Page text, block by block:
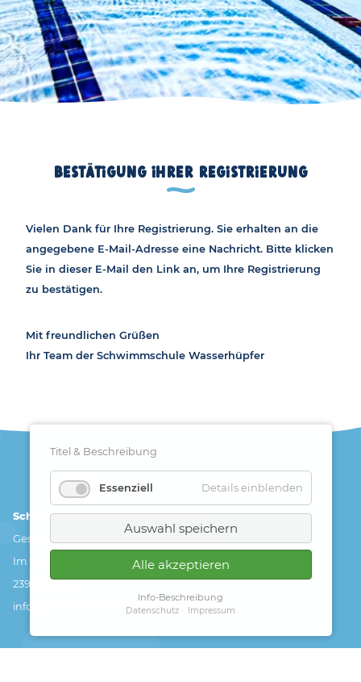
Bestätigung Ihrer Registrierung
Vielen Dank für Ihre Registrierung. Sie erhalten an die
angegebene E-Mail-Adresse eine Nachricht. Bitte klicken
Sie in dieser E-Mail den Link an, um Ihre Registrierung
zu bestätigen.
Mit freundlichen Grüßen
Ihr Team der Schwimmschule Wasserhüpfer
Schwimmschule "Wasserhüpfer"
Geschäftsführer: Gunnar Goertz-Zwanzig
Im Dorfe 16
23968 Zierow
info@schwimmschule-wasserhuepfer.de
Navigation
Titel & Beschreibung
Essenziell Details einblenden
Auswahl speichern
Alle akzeptieren
Info-Beschreibung
Datenschutz Impressum